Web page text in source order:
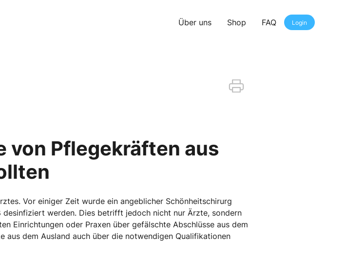
Über uns Shop FAQ Login
von Pflegekräften aus
Vor einiger Zeit wurde ein angeblicher Schönheitschirurg
werden. Dies betrifft jedoch nicht nur Ärzte, sondern
Einrichtungen oder Praxen über gefälschte Abschlüsse aus dem
aus dem Ausland auch über die notwendigen Qualifikationen